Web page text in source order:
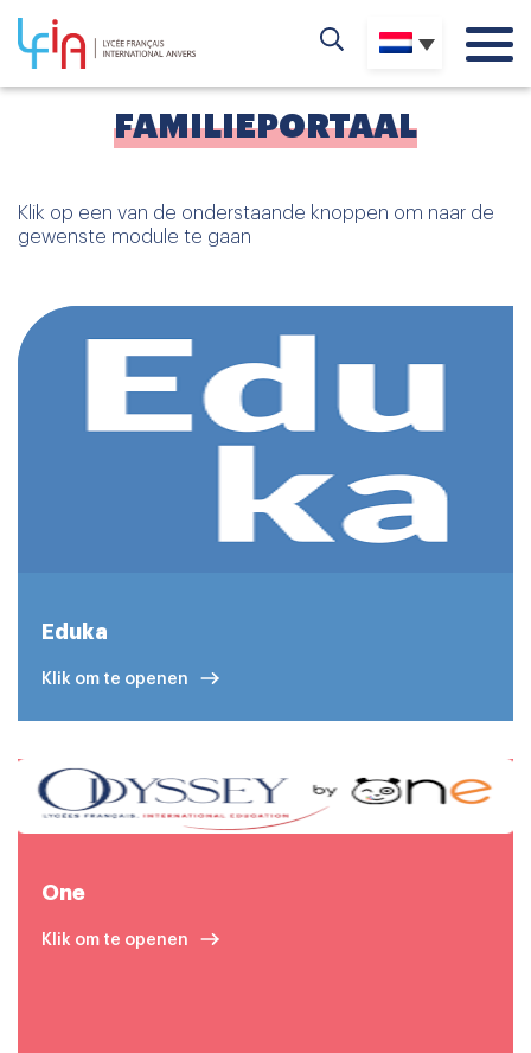
FAMILIEPORTAAL
Klik op een van de onderstaande knoppen om naar de
gewenste module te gaan
Eduka
Klik om te openen
One
Klik om te openen